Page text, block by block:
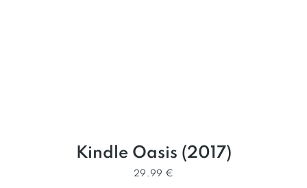
Kindle Oasis (2017)
29.99 €